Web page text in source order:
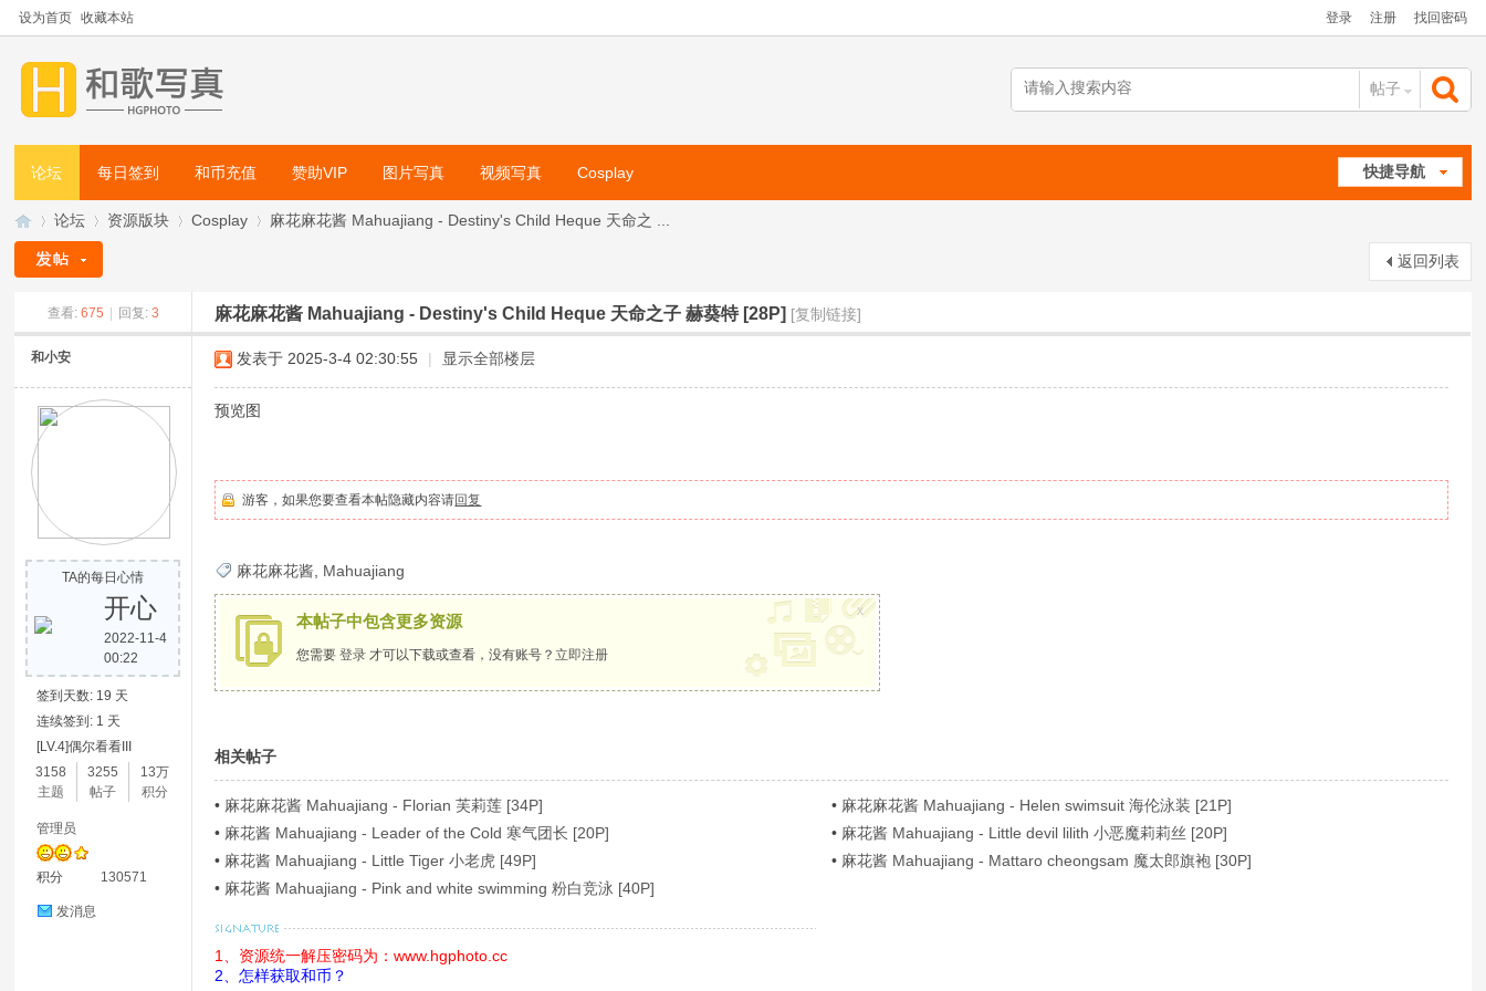
设为首页 收藏本站 登录 注册 找回密码
帖子
快捷导航
论坛 每日签到 和币充值 赞助VIP 图片写真 视频写真 Cosplay
论坛
›
资源版块 Cosplay
›
麻花麻花酱 Mahuajiang - Destiny's Child Heque 天命之 ...
返回列表
查看: 675 回复: 3 麻花麻花酱 Mahuajiang - Destiny's Child Heque 天命之子 赫葵特 [28P] [复制链接]
和小安
TA的每日心情
开心
2022-11-4
00:22
签到天数: 19 天
连续签到: 1 天
[LV.4]偶尔看看III
3158
主题
3255
帖子
13万
积分
管理员
积分 130571
发消息
发表于 2025-3-4 02:30:55 | 显示全部楼层
预览图
游客，如果您要查看本帖隐藏内容请回复
麻花麻花酱 Mahuajiang
本帖子中包含更多资源
您需要登录 才可以下载或查看，没有账号？立即注册
x
相关帖子
• 麻花麻花酱 Mahuajiang - Florian 芙莉莲 [34P] • 麻花麻花酱 Mahuajiang - Helen swimsuit 海伦泳装 [21P]
• 麻花酱 Mahuajiang - Leader of the Cold 寒气团长 [20P] • 麻花酱 Mahuajiang - Little devil lilith 小恶魔莉莉丝 [20P]
• 麻花酱 Mahuajiang - Little Tiger 小老虎 [49P] • 麻花酱 Mahuajiang - Mattaro cheongsam 魔太郎旗袍 [30P]
• 麻花酱 Mahuajiang - Pink and white swimming 粉白竞泳 [40P]
1、资源统一解压密码为：www.hgphoto.cc
2、怎样获取和币？